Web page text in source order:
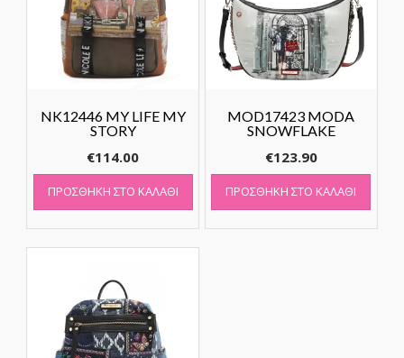
NK12446 MY LIFE MY
STORY
€114.00
ΠΡΟΣΘΉΚΗ ΣΤΟ ΚΑΛΆΘΙ
MOD17423 MODA
SNOWFLAKE
€123.90
ΠΡΟΣΘΉΚΗ ΣΤΟ ΚΑΛΆΘΙ